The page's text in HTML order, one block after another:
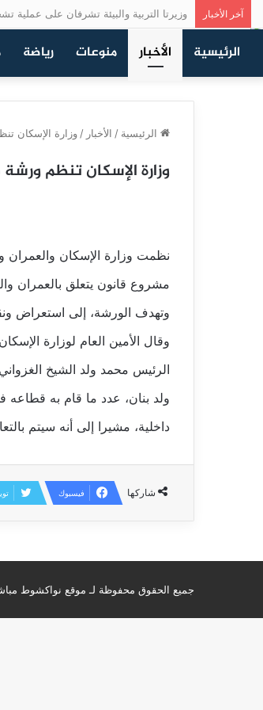
آخر الأخبار وزيرتا التربية والبيئة تشرفان على عملية
الرئيسية الأخبار منوعات رياضة
الرئيسية / الأخبار / وزارة الإسكان
وزارة الإسكان تنظم
نظمت وزارة الإسكان والعمران
مشروع قانون يتعلق بالعمران
وتهدف الورشة، إلى استعراض
وقال الأمين العام لوزارة
الرئيس محمد ولد الشيخ
داخلية، مشيرا إلى أنه سيتم
شاركها فيسبوك
جميع الحقوق محفوظة لـ موقع نواكشوط مباشر©